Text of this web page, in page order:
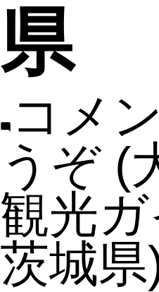
県
コメ
うぞ (
観光
茨城県